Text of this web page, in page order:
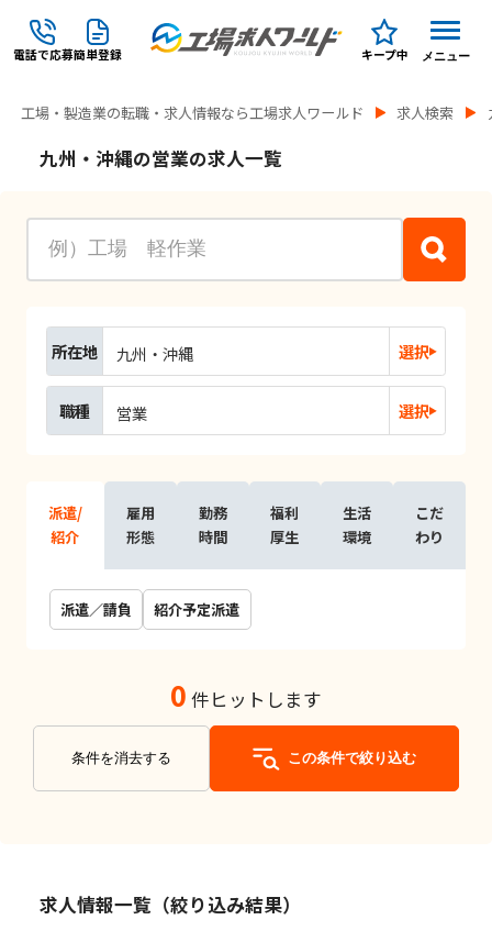
電話で応募簡単登録 キープ中 メニュー
工場・製造業の転職・求人情報なら工場求人ワールド 求人検索
九州・沖縄の営業の求人一覧
所在地 九州・沖縄 選択
職種 営業 選択
派遣/
紹介
雇用
形態
勤務
時間
福利
厚生
生活
環境
こだ
わり
派遣／請負 紹介予定派遣
0 件ヒットします
条件を消去する この条件で絞り込む
求人情報一覧（絞り込み結果）